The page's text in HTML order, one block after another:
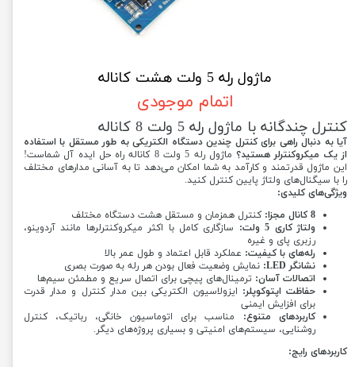
ماژول رله 5 ولت هشت کاناله
اتمام موجودی
کنترل چندگانه با ماژول رله 5 ولت 8 کاناله
آیا به دنبال راهی برای کنترل چندین دستگاه الکتریکی به طور مستقل با استفاده
از یک میکروکنترلر هستید؟
ماژول رله 5 ولت 8 کاناله راه حل ایده آل شماست!
این ماژول قدرتمند و کارآمد به شما امکان می‌دهد تا به آسانی مدارهای مختلف
را با سیگنال‌های ولتاژ پایین کنترل کنید.
ویژگی‌های کلیدی:
8 کانال مجزا:
کنترل همزمان و مستقل هشت دستگاه مختلف
ولتاژ کاری 5 ولت:
سازگاری کامل با اکثر میکروکنترلرها مانند آردوینو،
رزبری پای و غیره
رله‌های با کیفیت: عملکرد قابل اعتماد و طول عمر بالا
نشانگر LED:
نمایش وضعیت فعال بودن هر رله به صورت بصری
اتصالات آسان: ترمینال‌های پیچی برای اتصال سریع و مطمئن سیم‌ها
حفاظت اپتوکوپلر: ایزولاسیون الکتریکی بین مدار کنترل و مدار قدرت
برای افزایش ایمنی
کاربردهای متنوع: مناسب برای اتوماسیون خانگی، رباتیک، کنترل
روشنایی، سیستم‌های امنیتی و بسیاری پروژه‌های دیگر.
کاربردهای رایج: